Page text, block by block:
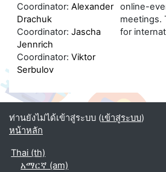
online-
meetings.
for
Coordinator: Alexander
Drachuk
Coordinator: Jascha
Jennrich
Coordinator: Viktor
Serbulov
ท่านยังไม่ได้เข้าสู่ระบบ (เข้าสู่ระบบ)
หน้าหลัก
Thai ‎(th)‎
አማርኛ ‎(am)‎